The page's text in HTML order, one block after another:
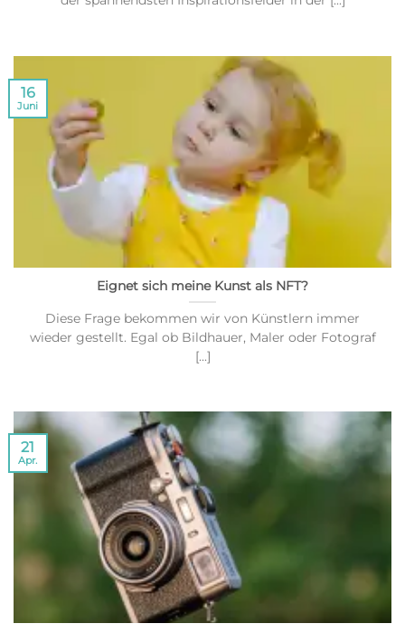
Eignet sich meine Kunst als NFT?
Diese Frage bekommen wir von Künstlern immer
wieder gestellt. Egal ob Bildhauer, Maler oder Fotograf
[...]
16
Juni
21
Apr.